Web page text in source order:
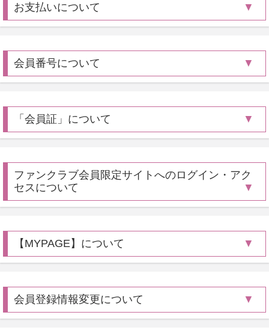
お支払いについて
会員番号について
「会員証」について
ファンクラブ会員限定サイトへのログイン・アク
セスについて
【MYPAGE】について
会員登録情報変更について